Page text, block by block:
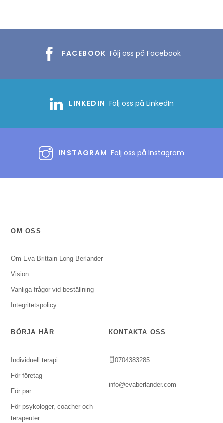
FACEBOOK Följ oss på Facebook
LINKEDIN Följ oss på LinkedIn
INSTAGRAM Följ oss på Instagram
OM OSS
Om Eva Brittain-Long Berlander
Vision
Vanliga frågor vid beställning
Integritetspolicy
BÖRJA HÄR
Individuell terapi
För företag
För par
För psykologer, coacher och
terapeuter
KONTAKTA OSS
0704383285
info@evaberlander.com